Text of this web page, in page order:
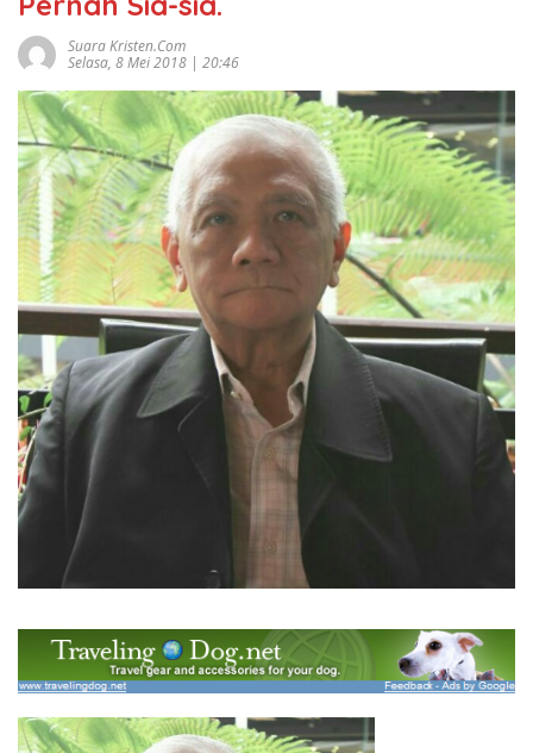
Suara Kristen.com
Selasa, 8 Mei 2018 | 20:46